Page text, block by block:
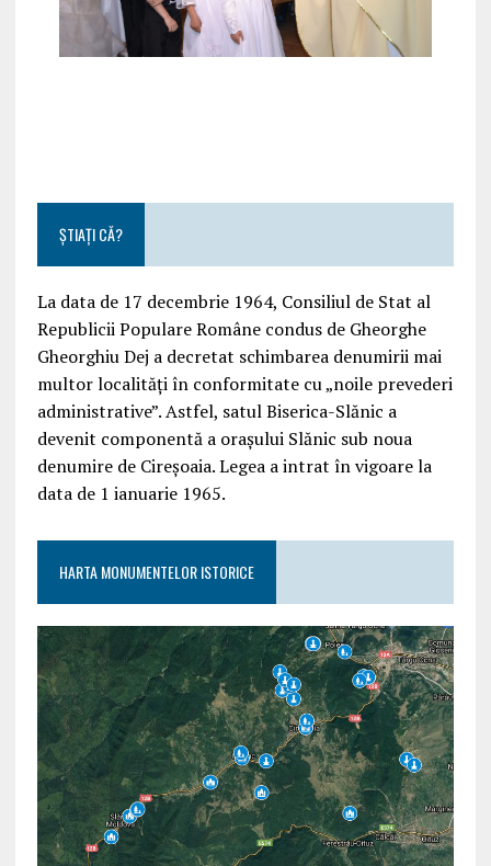
ȘTIAȚI CĂ?
La data de 17 decembrie 1964, Consiliul de Stat al
Republicii Populare Române condus de Gheorghe
Gheorghiu Dej a decretat schimbarea denumirii mai
multor localități în conformitate cu „noile prevederi
administrative”. Astfel, satul Biserica-Slănic a
devenit componentă a orașului Slănic sub noua
denumire de Cireșoaia. Legea a intrat în vigoare la
data de 1 ianuarie 1965.
HARTA MONUMENTELOR ISTORICE